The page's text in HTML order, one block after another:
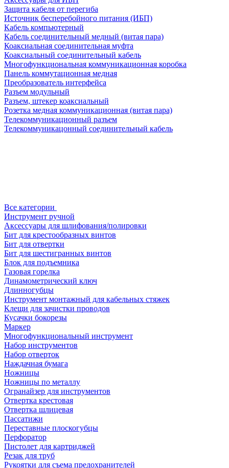
Защита кабеля от перегиба
Источник бесперебойного питания (ИБП)
Кабель компьютерный
Кабель соединительный медный (витая пара)
Коаксиальная соединительная муфта
Коаксиальный соединительный кабель
Многофункциональная коммуникационная коробка
Панель коммутационная медная
Преобразователь интерфейса
Разъем модульный
Разъем, штекер коаксиальный
Розетка медная коммуникационная (витая пара)
Телекоммуникационный разъем
Телекоммуникацонный соединительный кабель
Все категории
Инструмент ручной
Аксессуары для шлифования/полировки
Бит для крестообразных винтов
Бит для отвертки
Бит для шестигранных винтов
Блок для подъемника
Газовая горелка
Динамометрический ключ
Длинногубцы
Инструмент монтажный для кабельных стяжек
Клещи для зачистки проводов
Кусачки бокорезы
Маркер
Многофункциональный инструмент
Набор инструментов
Набор отверток
Наждачная бумага
Ножницы
Ножницы по металлу
Огранайзер для инструментов
Отвертка крестовая
Отвертка шлицевая
Пассатижи
Переставные плоскогубцы
Перфоратор
Пистолет для картриджей
Резак для труб
Рукоятки для съема предохранителей